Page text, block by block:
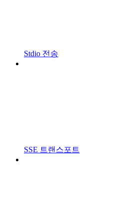
Stdio 전송
SSE 트랜스포트